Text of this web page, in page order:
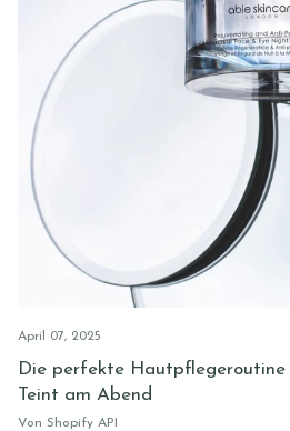
April 07, 2025
Die perfekte Hautpflegeroutine
Teint am Abend
Von Shopify API